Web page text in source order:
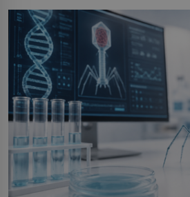
koloběžce a den zakončit
Losinách nebo v termálním